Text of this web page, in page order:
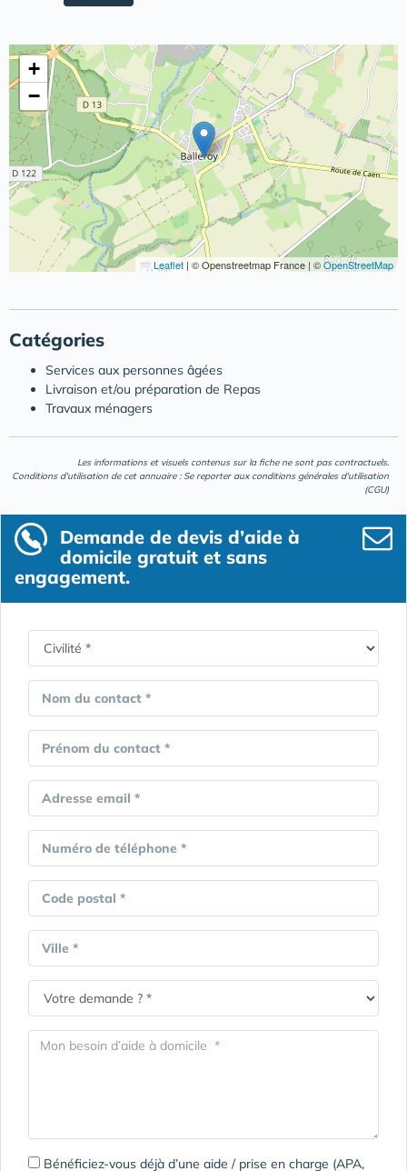
+
−
Leaflet | © Openstreetmap France | ©OpenStreetMap
Catégories
Services aux personnes âgées
Livraison et/ou préparation de Repas
Travaux ménagers
Les informations et visuels contenus sur la fiche ne sont pas contractuels.
Conditions d'utilisation de cet annuaire : Se reporter aux conditions générales d'utilisation
(CGU)
Demande de devis d’aide à
domicile gratuit et sans
engagement.
Nom du contact *
Prénom du contact *
Adresse email *
Numéro de téléphone *
Code postal *
Ville *
Bénéficiez-vous déjà d’une aide / prise en charge (APA,